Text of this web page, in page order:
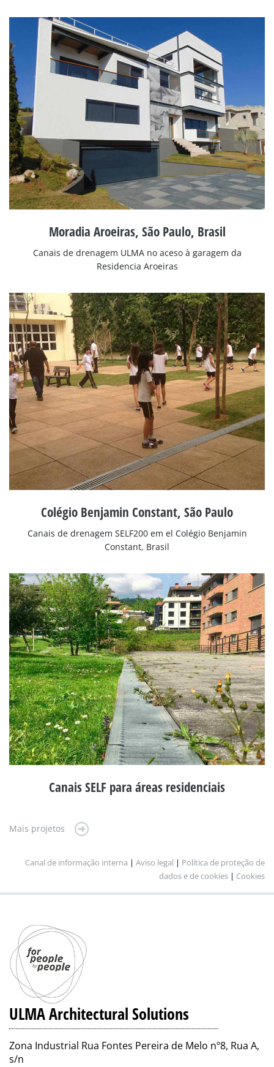
Moradia Aroeiras, São Paulo, Brasil
Canais de drenagem ULMA no aceso à garagem da
Residencia Aroeiras
Colégio Benjamin Constant, São Paulo
Canais de drenagem SELF200 em el Colégio Benjamin
Constant, Brasil
Canais SELF para áreas residenciais
Mais projetos
Canal de informação interna | Aviso legal | Política de proteção de
dados e de cookies | Cookies
ULMA Architectural Solutions
Zona Industrial Rua Fontes Pereira de Melo nº8, Rua A,
s/n